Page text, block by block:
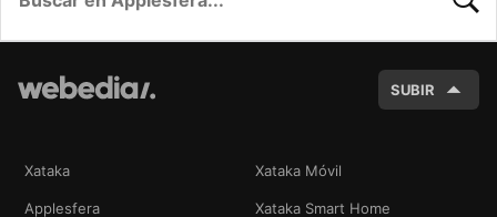
SUBIR
Xataka Xataka Móvil
Applesfera Xataka Smart Home